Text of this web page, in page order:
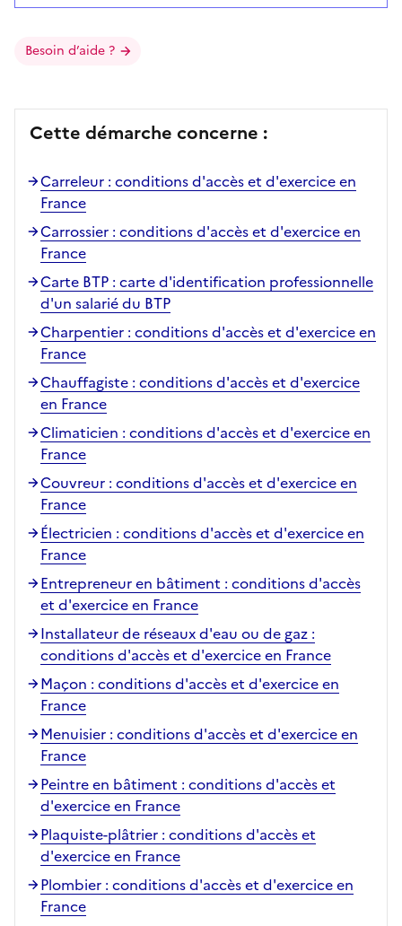
Besoin d’aide ?
Cette démarche concerne :
Carreleur : conditions d'accès et d'exercice en
France
Carrossier : conditions d'accès et d'exercice en
France
Carte BTP : carte d'identification professionnelle
d'un salarié du BTP
Charpentier : conditions d'accès et d'exercice en
France
Chauffagiste : conditions d'accès et d'exercice
en France
Climaticien : conditions d'accès et d'exercice en
France
Couvreur : conditions d'accès et d'exercice en
France
Électricien : conditions d'accès et d'exercice en
France
Entrepreneur en bâtiment : conditions d'accès
et d'exercice en France
Installateur de réseaux d'eau ou de gaz :
conditions d'accès et d'exercice en France
Maçon : conditions d'accès et d'exercice en
France
Menuisier : conditions d'accès et d'exercice en
France
Peintre en bâtiment : conditions d'accès et
d'exercice en France
Plaquiste-plâtrier : conditions d'accès et
d'exercice en France
Plombier : conditions d'accès et d'exercice en
France